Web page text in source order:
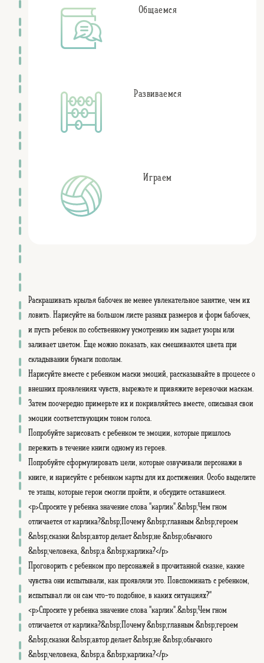
социальные эмоции
Персонажи
волшебники
герцог
Общаемся
Развиваемся
Играем
Раскрашивать крылья бабочек не менее увлекательное занятие, чем их
ловить. Нарисуйте на большом листе разных размеров и форм бабочек,
и пусть ребенок по собственному усмотрению им задает узоры или
заливает цветом. Еще можно показать, как смешиваются цвета при
складывании бумаги пополам.
Нарисуйте вместе с ребенком маски эмоций, рассказывайте в процессе о
внешних проявлениях чувств, вырежьте и привяжите веревочки маскам.
Затем поочередно примерьте их и покривляйтесь вместе, описывая свои
эмоции соответствующим тоном голоса.
Попробуйте зарисовать с ребенком те эмоции, которые пришлось
пережить в течение книги одному из героев.
Попробуйте сформулировать цели, которые озвучивали персонажи в
книге, и нарисуйте с ребенком карты для их достижения. Особо выделите
те этапы, которые герои смогли пройти, и обсудите оставшиеся.
<p>Спросите у ребенка значение слова "карлик".&nbsp;Чем гном
отличается от карлика?&nbsp;Почему &nbsp;главным &nbsp;героем
&nbsp;сказки &nbsp;автор делает &nbsp;не &nbsp;обычного
&nbsp;человека, &nbsp;а &nbsp;карлика?</p>
Проговорить с ребенком про персонажей в прочитанной сказке, какие
чувства они испытывали, как проявляли это. Повспоминать с ребенком,
испытывал ли он сам что-то подобное, в каких ситуациях?"
<p>Спросите у ребенка значение слова "карлик".&nbsp;Чем гном
отличается от карлика?&nbsp;Почему &nbsp;главным &nbsp;героем
&nbsp;сказки &nbsp;автор делает &nbsp;не &nbsp;обычного
&nbsp;человека, &nbsp;а &nbsp;карлика?</p>